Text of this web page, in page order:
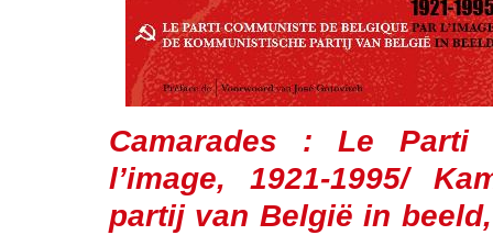
Camarades : Le Parti
l’image, 1921-1995/
partij van België in beeld,